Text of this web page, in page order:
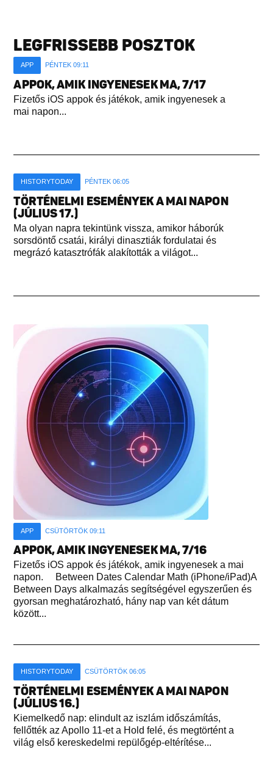
LEGFRISSEBB POSZTOK
APP PÉNTEK 09:11
APPOK, AMIK INGYENESEK MA, 7/17
Fizetős iOS appok és játékok, amik ingyenesek a
mai napon...
HISTORYTODAY PÉNTEK 06:05
TÖRTÉNELMI ESEMÉNYEK A MAI NAPON
(JÚLIUS 17.)
Ma olyan napra tekintünk vissza, amikor háborúk
sorsdöntő csatái, királyi dinasztiák fordulatai és
megrázó katasztrófák alakították a világot...
APP CSÜTÖRTÖK 09:11
APPOK, AMIK INGYENESEK MA, 7/16
Fizetős iOS appok és játékok, amik ingyenesek a mai
napon. Between Dates Calendar Math (iPhone/iPad)A
Between Days alkalmazás segítségével egyszerűen és
gyorsan meghatározható, hány nap van két dátum
között...
HISTORYTODAY CSÜTÖRTÖK 06:05
TÖRTÉNELMI ESEMÉNYEK A MAI NAPON
(JÚLIUS 16.)
Kiemelkedő nap: elindult az iszlám időszámítás,
fellőtték az Apollo 11-et a Hold felé, és megtörtént a
világ első kereskedelmi repülőgép-eltérítése...